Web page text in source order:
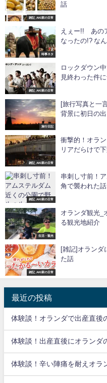
雑記_AKI家の日常
話
時事ネタ
えぇー!! あの
なったの!? な
雑記_AKI家の日常
ロックダウン
見終わった件
旅行日記
[旅行写真と一
背景に初日の
雑記_AKI家の日常
衝撃的！オラ
リアだらけで下
雑記_AKI家の日常
串刺し寸前！
角で襲われた話
生活・観光
オランダ観光_
る観光地紹介
雑記_AKI家の日常
[雑記]オランダ
た話
最近の投稿
体験談！オランダで出産直後
体験談！出産直後にオランダ
体験談！辛い陣痛を耐えオラ